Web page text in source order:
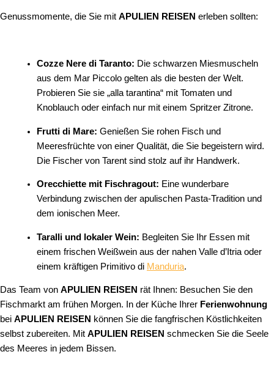
Genussmomente, die Sie mit APULIEN REISEN erleben sollten:
Cozze Nere di Taranto: Die schwarzen Miesmuscheln
aus dem Mar Piccolo gelten als die besten der Welt.
Probieren Sie sie „alla tarantina“ mit Tomaten und
Knoblauch oder einfach nur mit einem Spritzer Zitrone.
Frutti di Mare: Genießen Sie rohen Fisch und
Meeresfrüchte von einer Qualität, die Sie begeistern wird.
Die Fischer von Tarent sind stolz auf ihr Handwerk.
Orecchiette mit Fischragout: Eine wunderbare
Verbindung zwischen der apulischen Pasta-Tradition und
dem ionischen Meer.
Taralli und lokaler Wein: Begleiten Sie Ihr Essen mit
einem frischen Weißwein aus der nahen Valle d’Itria oder
einem kräftigen Primitivo di Manduria.
Das Team von APULIEN REISEN rät Ihnen: Besuchen Sie den
Fischmarkt am frühen Morgen. In der Küche Ihrer Ferienwohnung
bei APULIEN REISEN können Sie die fangfrischen Köstlichkeiten
selbst zubereiten. Mit APULIEN REISEN schmecken Sie die Seele
des Meeres in jedem Bissen.